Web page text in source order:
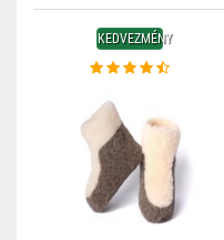
KEDVEZMÉNY